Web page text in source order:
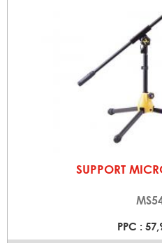
SUPPORT
PPC :